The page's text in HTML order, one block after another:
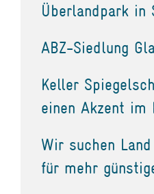
Überlandpark in
ABZ-Siedlung
Keller
einen Akzent im
Wir suchen
für mehr